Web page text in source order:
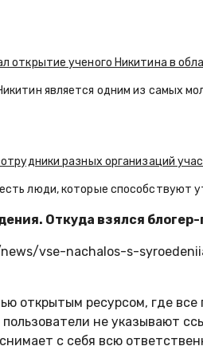
открытие ученого Никитина в
является одним из самых
разных организаций
люди, которые способствуют
Откуда взялся
vse-nachalos-s-
открытым ресурсом, где
не указывают
с себя всю